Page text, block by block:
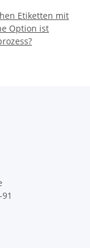
Etiketten mit
Option ist